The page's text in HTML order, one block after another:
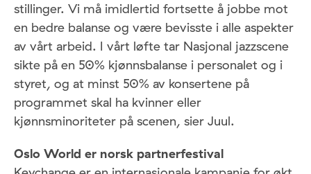
stillinger. Vi må imidlertid fortsette å jobbe mot
en bedre balanse og være bevisste i alle aspekter
av vårt arbeid. I vårt løfte tar Nasjonal jazzscene
sikte på en 50% kjønnsbalanse i personalet og i
styret, og at minst 50% av konsertene på
programmet skal ha kvinner eller
kjønnsminoriteter på scenen, sier Juul.
Oslo World er norsk partnerfestival